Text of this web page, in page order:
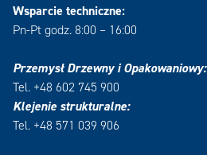
Wsparcie techniczne:
Pn-Pt godz. 8:00 – 16:00
Przemysł Drzewny i Opakowaniowy:
Tel. +48 602 745 900
Klejenie strukturalne:
Tel. +48 571 039 906